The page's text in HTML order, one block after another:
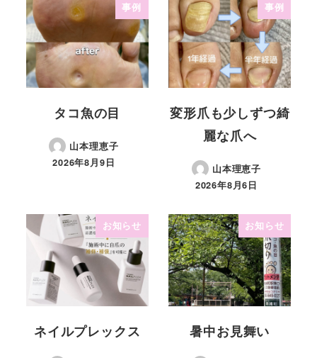
事例
タコ魚の目
山本理恵子
2026年8月9日
事例
変形爪も少しずつ綺
麗な爪へ
山本理恵子
2026年8月6日
お知らせ
ネイルプレックス
お知らせ
暑中お見舞い